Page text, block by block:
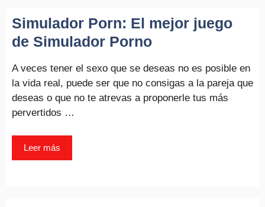
Simulador Porn: El mejor juego
de Simulador Porno
A veces tener el sexo que se deseas no es posible en
la vida real, puede ser que no consigas a la pareja que
deseas o que no te atrevas a proponerle tus más
pervertidos …
Leer más